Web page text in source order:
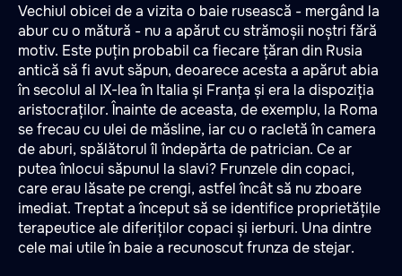
Vechiul obicei de a vizita o baie rusească - mergând la
abur cu o mătură - nu a apărut cu strămoșii noștri fără
motiv. Este puțin probabil ca fiecare țăran din Rusia
antică să fi avut săpun, deoarece acesta a apărut abia
în secolul al IX-lea în Italia și Franța și era la dispoziția
aristocraților. Înainte de aceasta, de exemplu, la Roma
se frecau cu ulei de măsline, iar cu o racletă în camera
de aburi, spălătorul îl îndepărta de patrician. Ce ar
putea înlocui săpunul la slavi? Frunzele din copaci,
care erau lăsate pe crengi, astfel încât să nu zboare
imediat. Treptat a început să se identifice proprietățile
terapeutice ale diferiților copaci și ierburi. Una dintre
cele mai utile în baie a recunoscut frunza de stejar.